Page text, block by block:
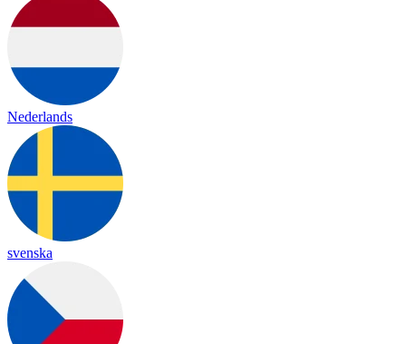
Nederlands
svenska